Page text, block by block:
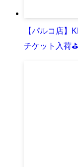
【パルコ店】
チケット入荷⛳